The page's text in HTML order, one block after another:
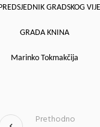
GRADSKOG
GRADA KNINA
Marinko Tokmakčija
Prethodno